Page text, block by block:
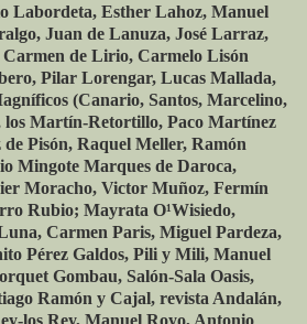
Labordeta, Esther Lahoz, Manuel
Juan de Lanuza, José Larraz,
de Lirio, Carmelo Lisón
Pilar Lorengar, Lucas Mallada,
(Canario, Santos, Marcelino,
Martín-Retortillo, Paco Martínez
Pisón, Raquel Meller, Ramón
Mingote Marques de Daroca,
Moracho, Victor Muñoz, Fermín
Rubio; Mayrata O¹Wisiedo,
Carmen Paris, Miguel Pardeza,
Pérez Galdos, Pili y Mili, Manuel
Gombau, Salón-Sala Oasis,
Ramón y Cajal, revista Andalán,
los Rey, Manuel Royo, Antonio